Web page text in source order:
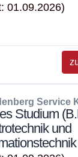
01.09.2026)
Service
Studium
und